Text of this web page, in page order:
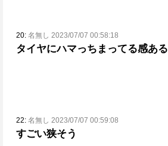
20: 名無し 2023/07/07 00:58:18
タイヤにハマっちまってる感ある
22: 名無し 2023/07/07 00:59:08
すごい狭そう